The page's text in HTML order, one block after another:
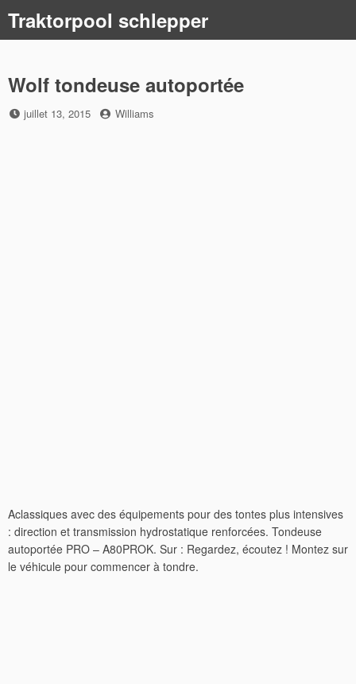
content
Traktorpool schlepper
Wolf tondeuse autoportée
Posted
juillet 13, 2015 by
Williams
Aclassiques avec des équipements pour des tontes plus intensives
: direction et transmission hydrostatique renforcées. Tondeuse
autoportée PRO – A80PROK. Sur : Regardez, écoutez ! Montez sur
le véhicule pour commencer à tondre.